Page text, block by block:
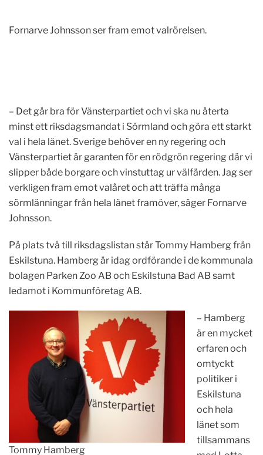
Fornarve Johnsson ser fram emot valrörelsen.
– Det går bra för Vänsterpartiet och vi ska nu återta
minst ett riksdagsmandat i Sörmland och göra ett starkt
val i hela länet. Sverige behöver en ny regering och
Vänsterpartiet är garanten för en rödgrön regering där vi
slipper både borgare och vinstuttag ur välfärden. Jag ser
verkligen fram emot valåret och att träffa många
sörmlänningar från hela länet framöver, säger Fornarve
Johnsson.
På plats två till riksdagslistan står Tommy Hamberg från
Eskilstuna. Hamberg är idag ordförande i de kommunala
bolagen Parken Zoo AB och Eskilstuna Bad AB samt
ledamot i Kommunföretag AB.
Tommy Hamberg
– Hamberg
är en mycket
erfaren och
omtyckt
politiker i
Eskilstuna
och hela
länet som
tillsammans